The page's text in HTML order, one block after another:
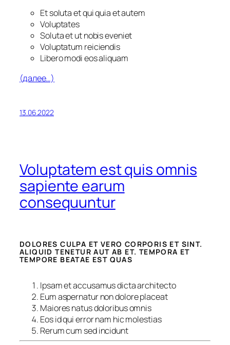
Et soluta et qui quia et autem
Voluptates
Soluta et ut nobis eveniet
Voluptatum reiciendis
Libero modi eos aliquam
(далее…)
13.06.2022
Voluptatem est quis omnis
sapiente earum
consequuntur
DOLORES CULPA ET VERO CORPORIS ET SINT.
ALIQUID TENETUR AUT AB ET. TEMPORA ET
TEMPORE BEATAE EST QUAS
Ipsam et accusamus dicta architecto
Eum aspernatur non dolore placeat
Maiores natus doloribus omnis
Eos id qui error nam hic molestias
Rerum cum sed incidunt